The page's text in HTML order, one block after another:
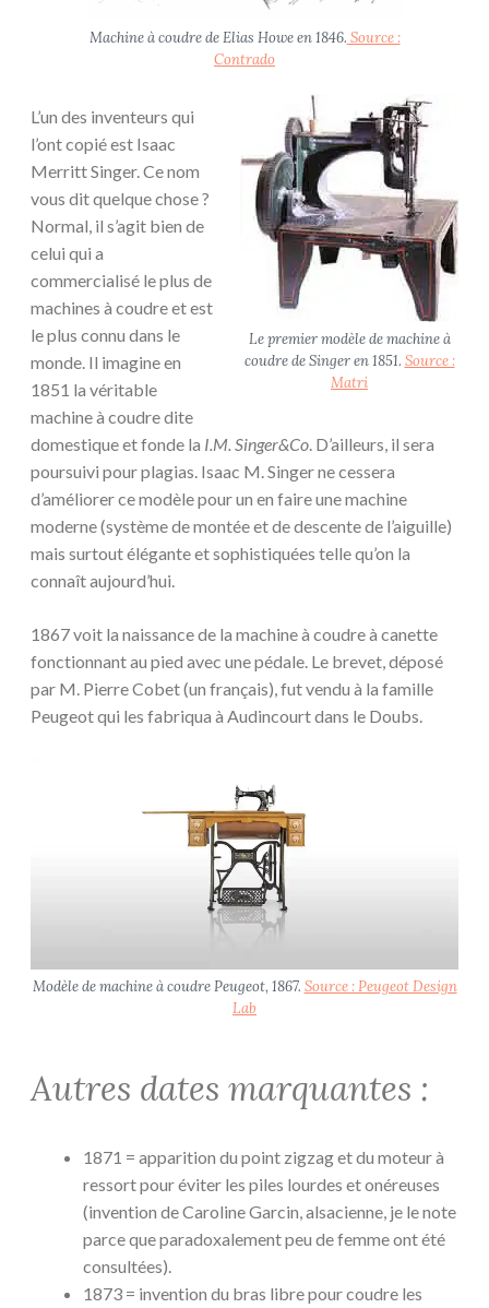
Machine à coudre de Elias Howe en 1846. Source :
Contrado
Le premier modèle de machine à
coudre de Singer en 1851. Source :
Matri
L’un des inventeurs qui
l’ont copié est Isaac
Merritt Singer. Ce nom
vous dit quelque chose ?
Normal, il s’agit bien de
celui qui a
commercialisé le plus de
machines à coudre et est
le plus connu dans le
monde. Il imagine en
1851 la véritable
machine à coudre dite
domestique et fonde la I.M. Singer&Co. D’ailleurs, il sera
poursuivi pour plagias. Isaac M. Singer ne cessera
d’améliorer ce modèle pour un en faire une machine
moderne (système de montée et de descente de l’aiguille)
mais surtout élégante et sophistiquées telle qu’on la
connaît aujourd’hui.
1867 voit la naissance de la machine à coudre à canette
fonctionnant au pied avec une pédale. Le brevet, déposé
par M. Pierre Cobet (un français), fut vendu à la famille
Peugeot qui les fabriqua à Audincourt dans le Doubs.
Modèle de machine à coudre Peugeot, 1867. Source : Peugeot Design
Lab
Autres dates marquantes :
1871 = apparition du point zigzag et du moteur à
ressort pour éviter les piles lourdes et onéreuses
(invention de Caroline Garcin, alsacienne, je le note
parce que paradoxalement peu de femme ont été
consultées).
1873 = invention du bras libre pour coudre les